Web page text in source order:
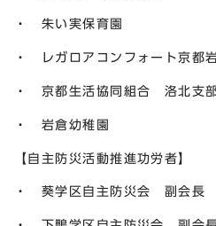
・ 朱い実保育園
・ レガロアコンフォート京都
・ 京都生活協同組合 洛北支
・ 岩倉幼稚園
【自主防災活動推進功労者】
・ 葵学区自主防災会 副会